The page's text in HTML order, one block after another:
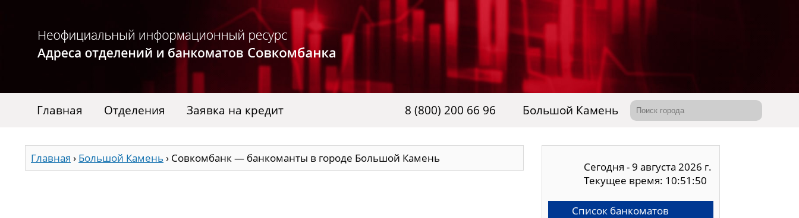
Главная Отделения Заявка на кредит 8 (800) 200 66 96 Большой Камень
Главная › Большой Камень › Совкомбанк — банкоманты в городе Большой Камень
Сегодня - 9 августа 2026 г.
Текущее время: 10:51:51
Список банкоматов